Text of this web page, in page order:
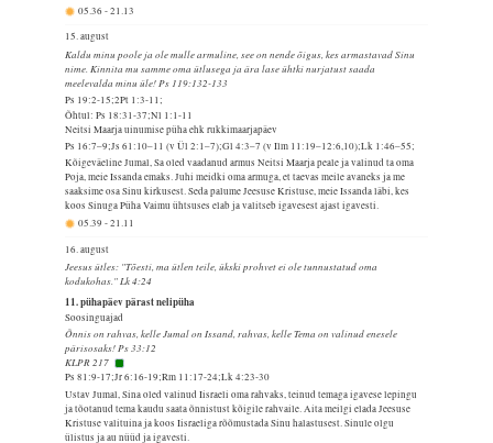
05.36-21.13
15. august
Kaldu minu poole ja ole mulle armuline, see on nende õigus, kes armastavad Sinu
nime. Kinnita mu samme oma ütlusega ja ära lase ühtki nurjatust saada
meelevalda minu üle! Ps 119:132-133
Ps 19:2-15;2Pt 1:3-11;
Õhtul: Ps 18:31-37;Nl 1:1-11
Neitsi Maarja uinumise püha ehk rukkimaarjapäev
Ps 16:7–9;Js 61:10–11 (v Ül 2:1–7);Gl 4:3–7 (v Ilm 11:19–12:6,10);Lk 1:46–55;
Kõigeväeline Jumal, Sa oled vaadanud armus Neitsi Maarja peale ja valinud ta oma
Poja, meie Issanda emaks. Juhi meidki oma armuga, et taevas meile avaneks ja me
saaksime osa Sinu kirkusest. Seda palume Jeesuse Kristuse, meie Issanda läbi, kes
koos Sinuga Püha Vaimu ühtsuses elab ja valitseb igavesest ajast igavesti.
05.39-21.11
16. august
Jeesus ütles: "Tõesti, ma ütlen teile, ükski prohvet ei ole tunnustatud oma
kodukohas." Lk 4:24
11. pühapäev pärast nelipüha
Soosinguajad
Õnnis on rahvas, kelle Jumal on Issand, rahvas, kelle Tema on valinud enesele
pärisosaks! Ps 33:12
KLPR 217
Ps 81:9-17;Jr 6:16-19;Rm 11:17-24;Lk 4:23-30
Ustav Jumal, Sina oled valinud Iisraeli oma rahvaks, teinud temaga igavese lepingu
ja tõotanud tema kaudu saata õnnistust kõigile rahvaile. Aita meilgi elada Jeesuse
Kristuse valituina ja koos Iisraeliga rõõmustada Sinu halastusest. Sinule olgu
ülistus ja au nüüd ja igavesti.